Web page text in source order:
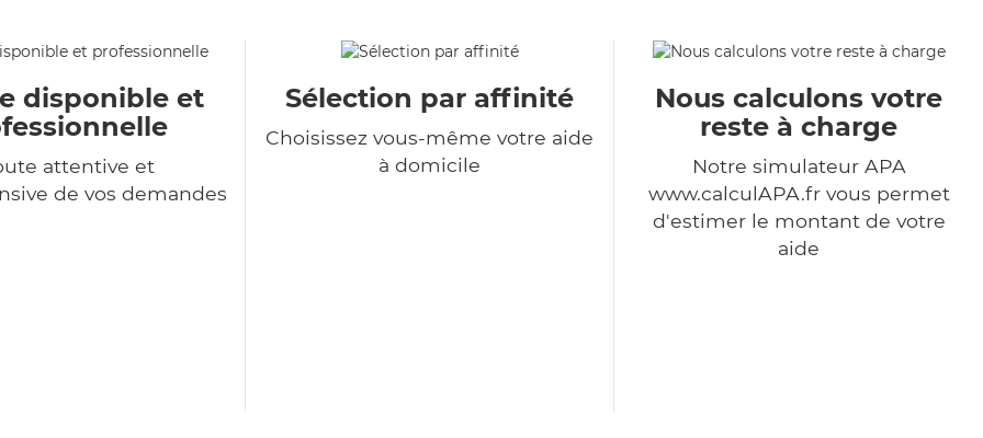
disponible et
attentive et
de vos demandes
Sélection par affinité
Choisissez vous-même votre aide
à domicile
Nous calculons votre
reste à charge
Notre simulateur APA
www.calculAPA.fr vous permet
d'estimer le montant de votre
aide